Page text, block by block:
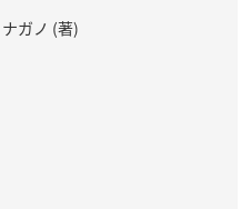
ナガノ (著)